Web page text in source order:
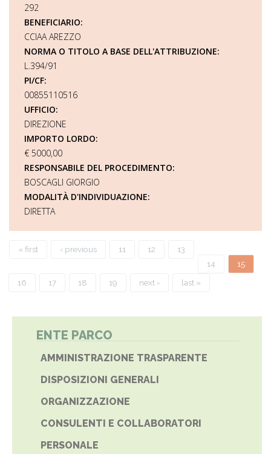
292
BENEFICIARIO:
CCIAA AREZZO
NORMA O TITOLO A BASE DELL'ATTRIBUZIONE:
L.394/91
PI/CF:
00855110516
UFFICIO:
DIREZIONE
IMPORTO LORDO:
€ 5000,00
RESPONSABILE DEL PROCEDIMENTO:
BOSCAGLI GIORGIO
MODALITÀ D'INDIVIDUAZIONE:
DIRETTA
Pages
« first ‹ previous 11 12
13
14
15
16
17 18 19 next › last »
ENTE PARCO
AMMINISTRAZIONE TRASPARENTE
DISPOSIZIONI GENERALI
ORGANIZZAZIONE
CONSULENTI E COLLABORATORI
PERSONALE